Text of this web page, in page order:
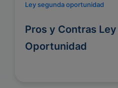
Ley segunda oportunidad
Pros y Contras
Oportunidad